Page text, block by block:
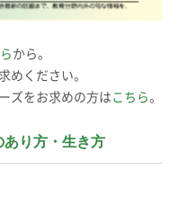
から。
めください。
ズをお求めの方はこちら。
り方・生き方